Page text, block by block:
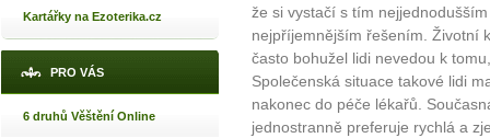
Kartářky na Ezoterika.cz
PRO VÁS
6 druhů Věštění Online
že si vystačí s tím
nejpříjemnějším řešením. Životní
často bohužel lidi nevedou k
Společenská situace takové lidi
nakonec do péče lékařů.
jednostranně preferuje rychlá a